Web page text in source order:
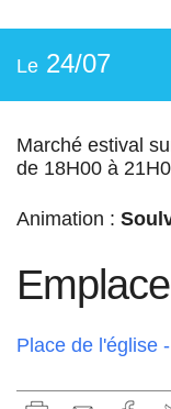
Le 24/07
Marché estival
de 18H00 à
Animation :
Place de l'église